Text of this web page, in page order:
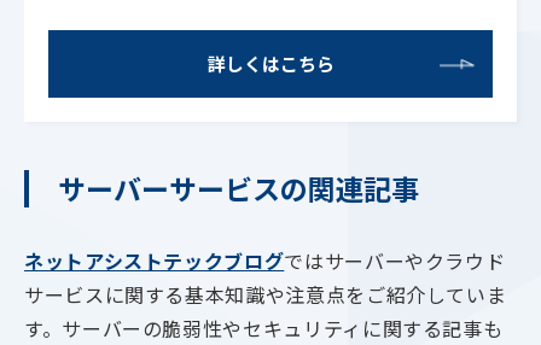
詳しくはこちら
サーバーサービスの関連記事
ネットアシストテックブログではサーバーやクラウド
サービスに関する基本知識や注意点をご紹介していま
す。サーバーの脆弱性やセキュリティに関する記事も